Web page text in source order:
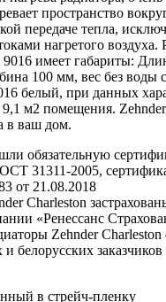
пространство
передаче тепла,
нагретого воздуха.
имеет габариты:
100 мм, вес без воды
белый, при данных
9,1 м2 помещения.
в ваш дом.
обязательную
31311-2005,
от 21.08.2018
Charleston
«Ренессанс
Zehnder
и белорусских заказчиков
в стрейч-пленку